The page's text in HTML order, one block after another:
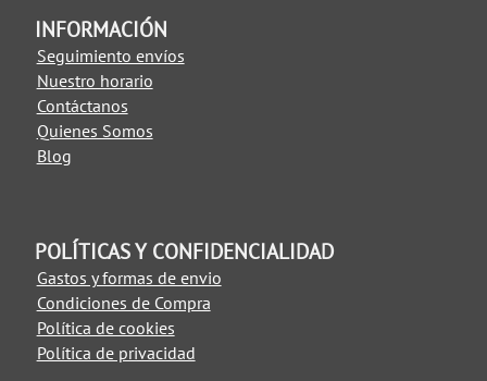
INFORMACIÓN
Seguimiento envíos
Nuestro horario
Contáctanos
Quienes Somos
Blog
POLÍTICAS Y CONFIDENCIALIDAD
Gastos y formas de envio
Condiciones de Compra
Política de cookies
Política de privacidad